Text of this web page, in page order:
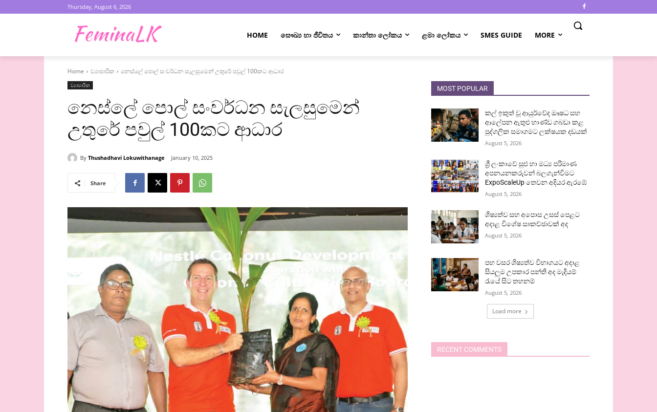
Thursday, August 6, 2026
HOME සෞඛ්‍ය හා ජීවිතය කාන්තා ලෝකය ළමා ලෝකය SMES GUIDE MORE
Home ව්‍යාපාරික නෙස්ලේ පොල් සංවර්ධන සැලසුමෙන් උතුරේ පවුල් 100කට ආධාර
ව්‍යාපාරික
නෙස්ලේ පොල් සංවර්ධන සැලසුමෙන්
උතුරේ පවුල් 100කට ආධාර
By Thushadhavi Lokuwithanage January 10, 2025
Share
MOST POPULAR
කල් ඉකුත් වූ ආයුර්වේද ඖෂධ සහ
ආලේපන ඇතුළු භාණ්ඩ ගබඩා කළ
පුද්ගලික සමාගමට ලක්ෂයක දඩයක්
August 5, 2026
ශ්‍රී ලංකාවේ සුළු හා මධ්‍ය පරිමාණ
අපනයනකරුවන් බලගැන්වීමට
ExpoScaleUp තෙවන අදියර ඇරඹේ
August 5, 2026
ශිෂ්‍යත්ව සහ අපොස උසස් පෙළට
අදාළ විශේෂ සාකච්ඡාවක් අද
August 5, 2026
පහ වසර ශිෂ්‍යත්ව විභාගයට අදාළ
සියලුම උපකාර පන්ති අද මැදියම්
රැයේ සිට තහනම්
August 5, 2026
Load more
RECENT COMMENTS